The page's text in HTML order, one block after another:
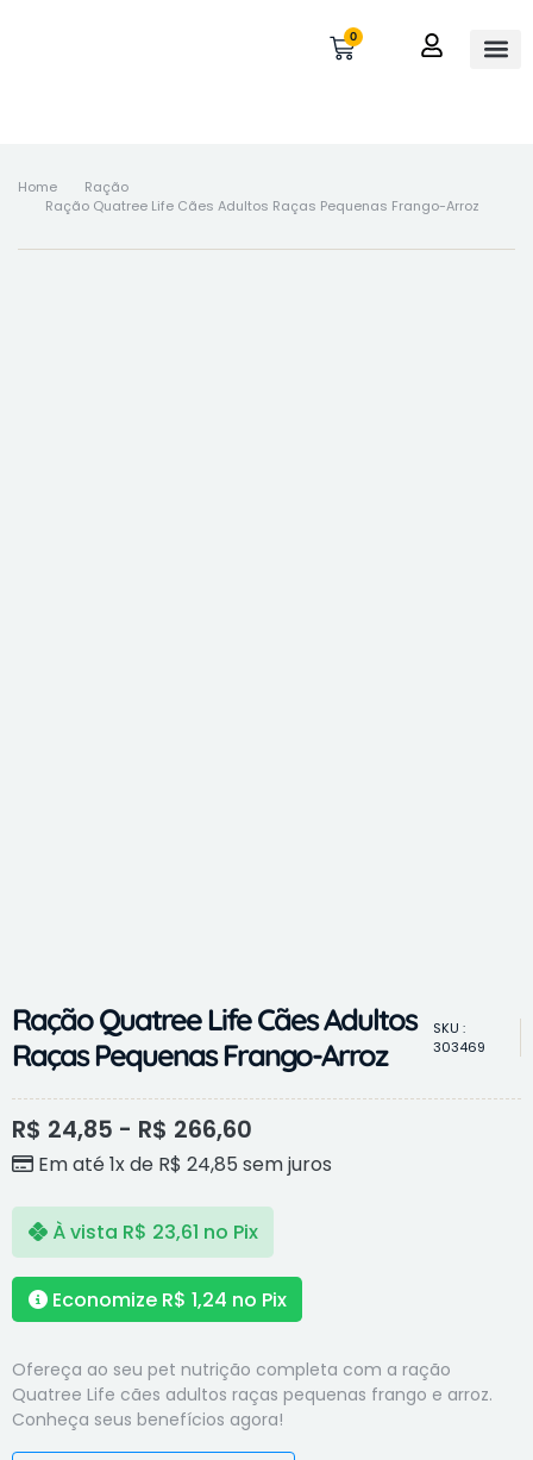
0
Home
Ração
Ração Quatree Life Cães Adultos Raças Pequenas Frango-Arroz
Ração Quatree Life Cães Adultos
Raças Pequenas Frango-Arroz
SKU :
303469
R$ 24,85 - R$ 266,60
Em até 1x de R$ 24,85 sem juros
À vista R$ 23,61 no Pix
Economize R$ 1,24 no Pix
Ofereça ao seu pet nutrição completa com a ração
Quatree Life cães adultos raças pequenas frango e arroz.
Conheça seus benefícios agora!